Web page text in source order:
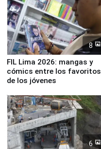
8
FIL Lima 2026: mangas y
cómics entre los favoritos
de los jóvenes
6